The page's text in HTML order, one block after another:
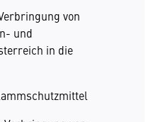
von
und
in die